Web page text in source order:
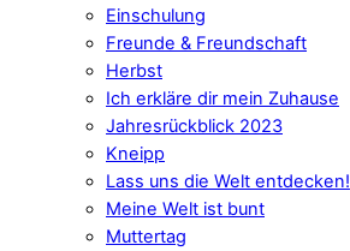
Einschulung
Freunde & Freundschaft
Herbst
Ich erkläre dir mein Zuhause
Jahresrückblick 2023
Kneipp
Lass uns die Welt entdecken!
Meine Welt ist bunt
Muttertag